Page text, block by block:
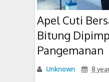
Apel Cuti
Bitung
Pangemanan
Unknown 8